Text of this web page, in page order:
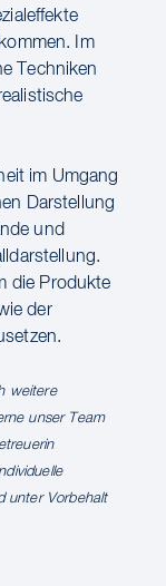
Im
Techniken
im Umgang
Darstellung
und
die Produkte
der
weitere
unser Team
unter Vorbehalt